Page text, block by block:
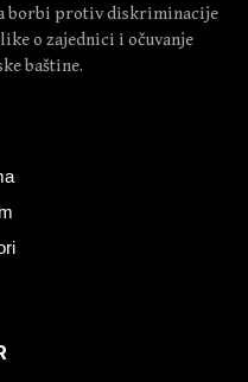
borbi protiv diskriminacije
o zajednici i očuvanje
baštine.